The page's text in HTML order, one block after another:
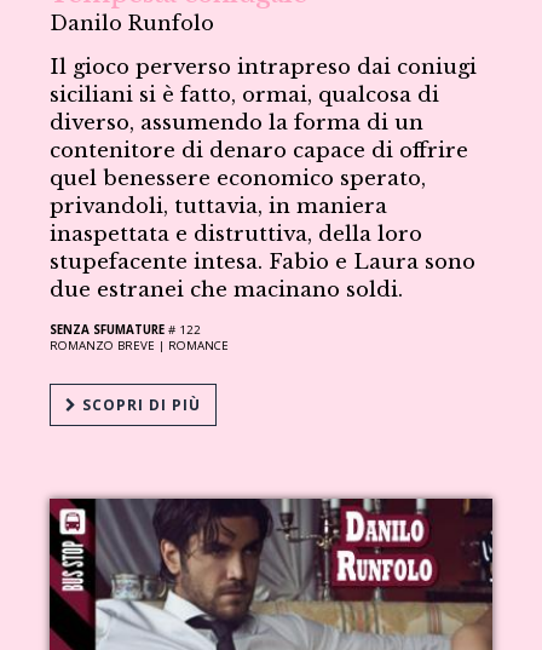
Danilo Runfolo
Il gioco perverso intrapreso dai coniugi
siciliani si è fatto, ormai, qualcosa di
diverso, assumendo la forma di un
contenitore di denaro capace di offrire
quel benessere economico sperato,
privandoli, tuttavia, in maniera
inaspettata e distruttiva, della loro
stupefacente intesa. Fabio e Laura sono
due estranei che macinano soldi.
SENZA SFUMATURE # 122
ROMANZO BREVE | ROMANCE
SCOPRI DI PIÙ